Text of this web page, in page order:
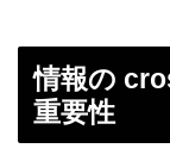
情報の
重要性